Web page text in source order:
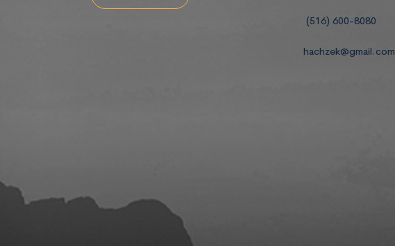
(516) 600-8080
hachzek@gmail.com